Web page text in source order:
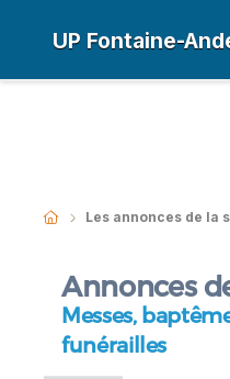
UP Fontaine-
Les annonces de la
Annonces
Messes,
funérailles